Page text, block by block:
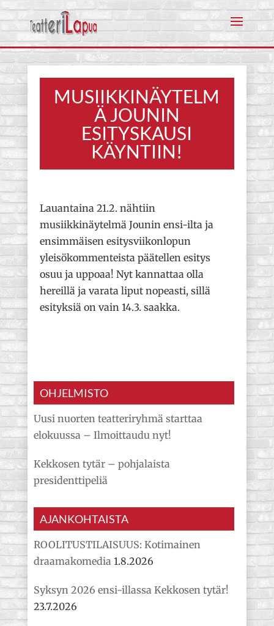
MUSIIKKINÄYTELM
Ä JOUNIN
ESITYSKAUSI
KÄYNTIIN!
Lauantaina 21.2. nähtiin
musiikkinäytelmä Jounin ensi-ilta ja
ensimmäisen esitysviikonlopun
yleisökommenteista päätellen esitys
osuu ja uppoaa! Nyt kannattaa olla
hereillä ja varata liput nopeasti, sillä
esityksiä on vain 14.3. saakka.
OHJELMISTO
Uusi nuorten teatteriryhmä starttaa
elokuussa – Ilmoittaudu nyt!
Kekkosen tytär – pohjalaista
presidenttipeliä
AJANKOHTAISTA
ROOLITUSTILAISUUS: Kotimainen
draamakomedia1.8.2026
Syksyn 2026 ensi-illassa Kekkosen tytär!
23.7.2026